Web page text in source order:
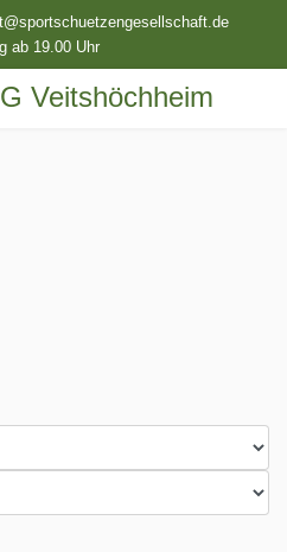
ab 19.00 Uhr